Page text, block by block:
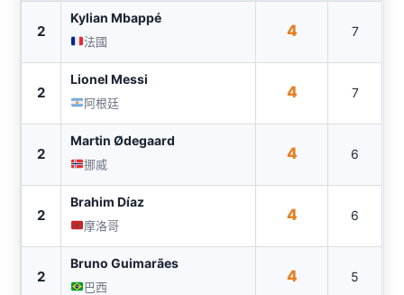
2
Kylian Mbappé
法國
4 7
2
Lionel Messi
阿根廷
4 7
2
Martin Ødegaard
挪威
4 6
2
Brahim Díaz
摩洛哥
4 6
2
Bruno Guimarães
巴西
4 5